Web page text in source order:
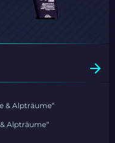
& Alpträume“
Alpträume“